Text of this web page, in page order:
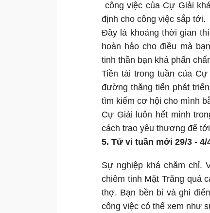
công việc của Cự Giải
định cho công việc sắp tới.
Đây là khoảng thời gian
hoàn hảo cho điều mà
tinh thần bạn khá phấn
Tiền tài trong tuần của
đường thăng tiến phát
tìm kiếm cơ hội cho mình
Cự Giải luôn hết mình
cách trao yêu thương để
5. Tử vi tuần mới 29/3 - 4/
Sự nghiệp khá chăm chỉ.
chiêm tinh Mặt Trăng quá
thợ. Bạn bền bỉ và ghi
công việc có thể xem như